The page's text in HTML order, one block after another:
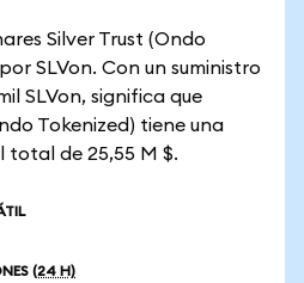
Silver Trust (Ondo
SLVon. Con un suministro
SLVon, significa que
Tokenized) tiene una
de 25,55 M $.
(24 H)